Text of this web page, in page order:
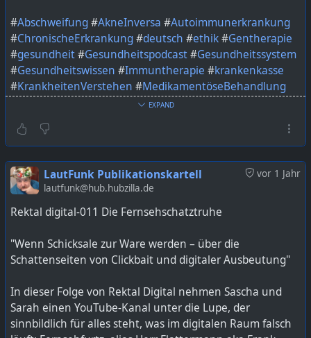
#Abschweifung#AkneInversa #Autoimmunerkrankung
#ChronischeErkrankung#deutsch #ethik#Gentherapie
#gesundheit#Gesundheitspodcast#Gesundheitssystem
#Gesundheitswissen #Immuntherapie #krankenkasse
#KrankheitenVerstehen #MedikamentöseBehandlung
MedizinPodcast #MedizinWissen
podcasters
podcastshow
#Rheuma#Schuppenflechte#therapie#Wissenschaft
Bild KI generiert mit ChatGPT
https://lautfunk.uber.space/podcast/die-abschweifung-
EXPAND
vor 1 Jahr
LautFunk Publikationskartell
lautfunk@hub.hubzilla.de
Rektal digital-011 Die Fernsehschatztruhe
"Wenn Schicksale zur Ware werden – über die
Schattenseiten von Clickbait und digitaler Ausbeutung"
In dieser Folge von Rektal Digital nehmen Sascha und
Sarah einen YouTube-Kanal unter die Lupe, der
sinnbildlich für alles steht, was im digitalen Raum falsch